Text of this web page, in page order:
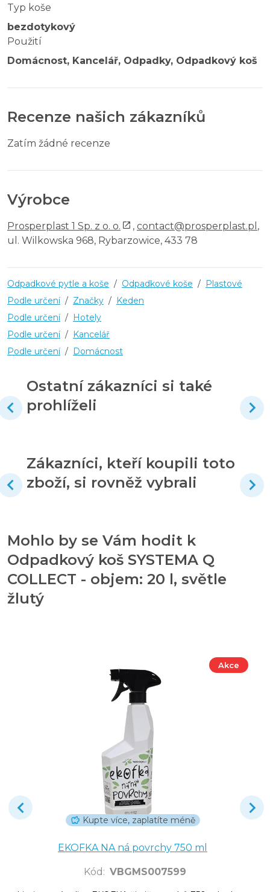
Typ koše
bezdotykový
Použití
Domácnost, Kancelář, Odpadky, Odpadkový koš
Recenze našich zákazníků
Zatím žádné recenze
Výrobce
Prosperplast 1 Sp. z o. o. , contact@prosperplast.pl ,
ul. Wilkowska 968, Rybarzowice, 433 78
Odpadkové pytle a koše / Odpadkové koše / Plastové
Podle určení / Značky / Keden
Podle určení / Hotely
Podle určení / Kancelář
Podle určení / Domácnost
Ostatní zákazníci si také
prohlíželi
Zákazníci, kteří koupili toto
zboží, si rovněž vybrali
Mohlo by se Vám hodit k
Odpadkový koš SYSTEMA Q
COLLECT - objem: 20 l, světle
žlutý
Akce
Kupte více, zaplatíte méně
EKOFKA NA ná povrchy 750 ml
Kód : VBGMS007599